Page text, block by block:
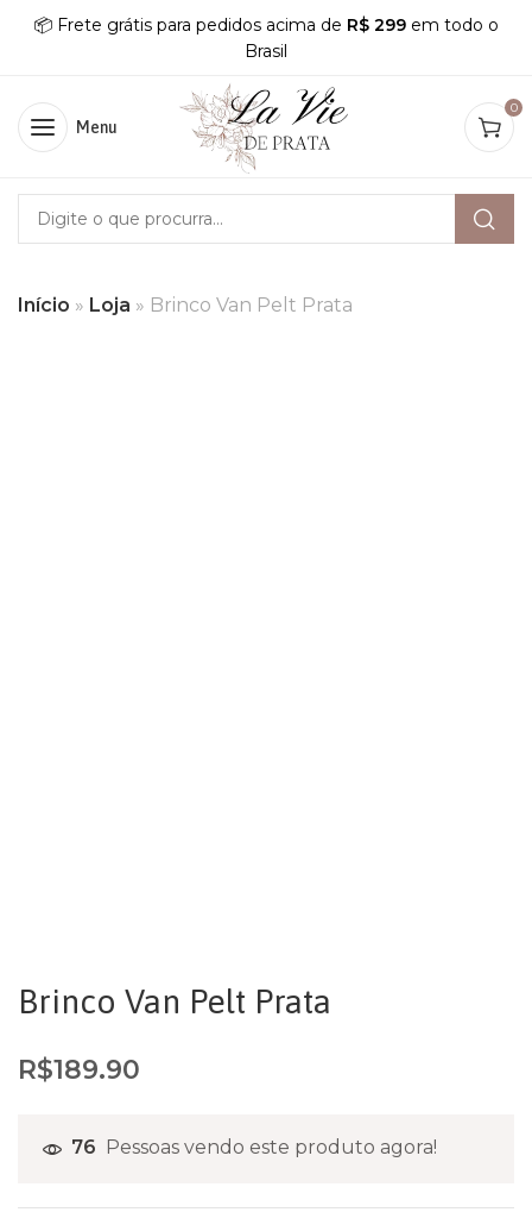
📦 Frete grátis para pedidos acima de R$ 299 em todo o
Brasil
Menu
0
Início » Loja » Brinco Van Pelt Prata
Brinco Van Pelt Prata
R$189.90
76 Pessoas vendo este produto agora!